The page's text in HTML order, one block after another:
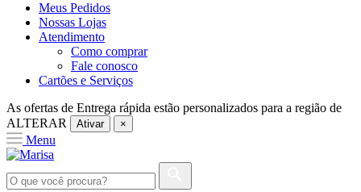
Meus Pedidos
Nossas Lojas
Atendimento
Como comprar
Fale conosco
Cartões e Serviços
As ofertas de Entrega rápida estão personalizados para a região de
ALTERAR
Ativar ×
Menu